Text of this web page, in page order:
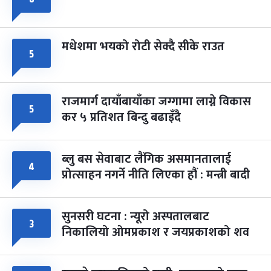
५ मधेशमा भयको रोटी सेक्दै सीके राउत
५ राजमार्ग दायाँबायाँका जग्गामा लाग्ने विकास
कर ५ प्रतिशत बिन्दु बढाइँदै
४ ब्लु बस सेवाबाट लैंगिक असमानतालाई
प्रोत्साहन नगर्ने नीति लिएका हौं : मन्त्री बादी
३ सुनसरी घटना : न्यूरो अस्पतालबाट
निकालियो ओमप्रकाश र जयप्रकाशको शव